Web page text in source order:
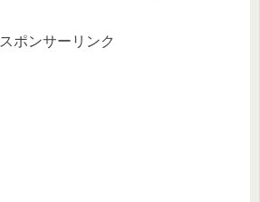
スポンサーリンク